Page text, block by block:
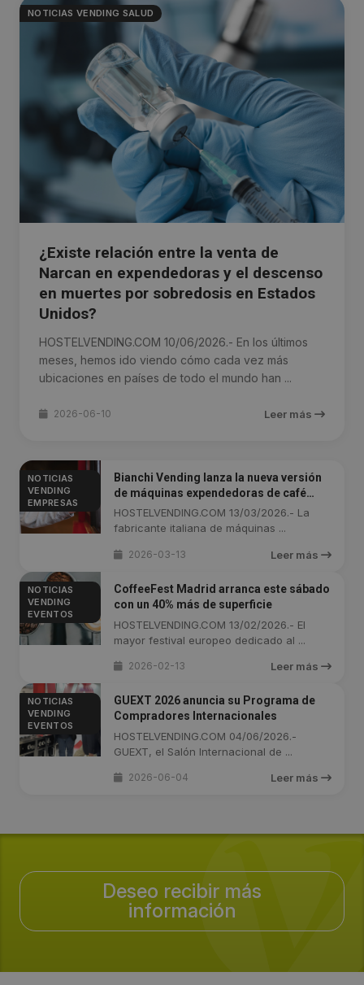
NOTICIAS VENDING SALUD
¿Existe relación entre la venta de
Narcan en expendedoras y el descenso
en muertes por sobredosis en Estados
Unidos?
HOSTELVENDING.COM 10/06/2026.- En los últimos
meses, hemos ido viendo cómo cada vez más
ubicaciones en países de todo el mundo han ...
2026-06-10 Leer más
NOTICIAS
VENDING
EMPRESAS
Bianchi Vending lanza la nueva versión
de máquinas expendedoras de café
Everly ESV
HOSTELVENDING.COM 13/03/2026.- La
fabricante italiana de máquinas ...
2026-03-13 Leer más
NOTICIAS
VENDING
EVENTOS
CoffeeFest Madrid arranca este sábado
con un 40% más de superficie
HOSTELVENDING.COM 13/02/2026.- El
mayor festival europeo dedicado al ...
2026-02-13 Leer más
NOTICIAS
VENDING
EVENTOS
GUEXT 2026 anuncia su Programa de
Compradores Internacionales
HOSTELVENDING.COM 04/06/2026.-
GUEXT, el Salón Internacional de ...
2026-06-04 Leer más
Deseo recibir más
información